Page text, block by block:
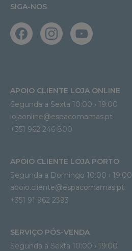
SIGA-NOS
APOIO CLIENTE LOJA ONLINE
Segunda a Sexta 10:00 › 19:00
lojaonline@espacomamas.pt
+351 962 246 800
APOIO CLIENTE LOJA PORTO
Segunda a Domingo 10:00 › 19:00
apoio.cliente@espacomamas.pt
+351 91 962 2393
SERVIÇO PÓS-VENDA
Segunda a Sexta 10:00 › 19:00